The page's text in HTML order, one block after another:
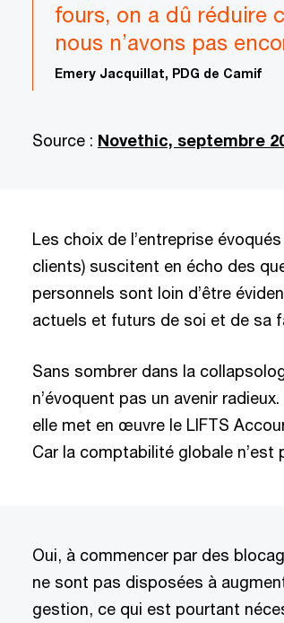
fours, on a dû réduire
nous n’avons pas
Emery Jacquillat, PDG de Camif
Source : Novethic, septembre
Les choix de l’entreprise
clients) suscitent en écho des
personnels sont loin d’être
actuels et futurs de soi et de sa
Sans sombrer dans la
n’évoquent pas un avenir
elle met en œuvre le LIFTS
Car la comptabilité globale n’est
Oui, à commencer par des
ne sont pas disposées à
gestion, ce qui est pourtant